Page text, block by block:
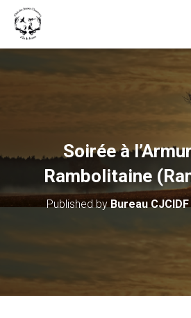
Soirée à
Rambolitaine
Published byBureau CJCIDF